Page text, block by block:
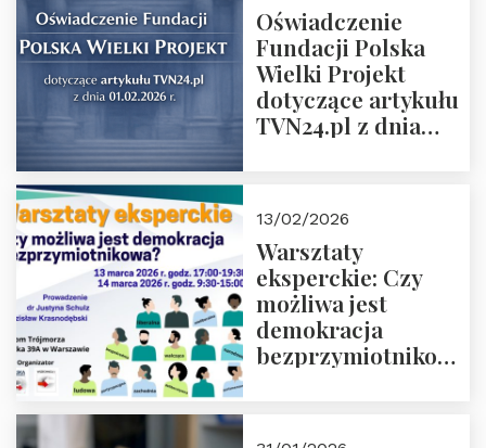
Oświadczenie
Fundacji Polska
Wielki Projekt
dotyczące artykułu
TVN24.pl z dnia
13/02/2026
Warsztaty
eksperckie: Czy
możliwa jest
demokracja
bezprzymiotnikowa?